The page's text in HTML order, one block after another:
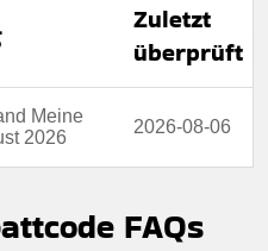
anderen Werbeaktionen.
finden Sie in den
Zuletzt
überprüft
Meine
2026
2026-08-06
FAQs